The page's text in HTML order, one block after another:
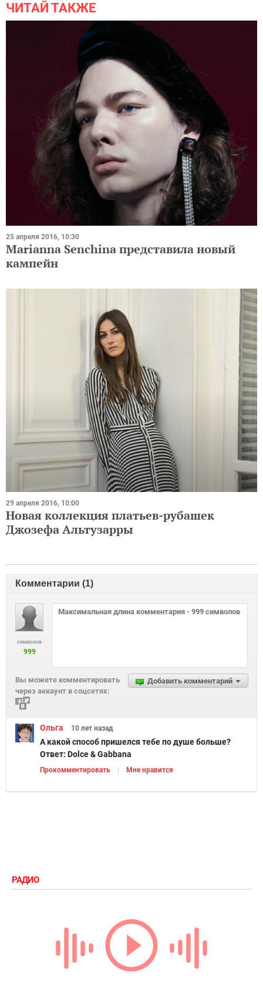
ЧИТАЙ ТАКЖЕ
25 апреля 2016, 10:30
Marianna Senchina представила новый
кампейн
29 апреля 2016, 10:00
Новая коллекция платьев-рубашек
Джозефа Альтузарры
Комментарии (1)
символов
999
Добавить комментарий
Вы можете комментировать
через аккаунт в соцсетях:
Ольга 10 лет назад
А какой способ пришелся тебе по душе больше?
Ответ: Dolce & Gabbana
Прокомментировать Мне нравится
РАДИО